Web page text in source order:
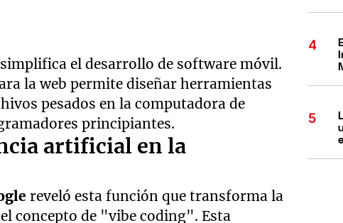
el desarrollo de software móvil.
la web permite diseñar herramientas
pesados en la computadora de
principiantes.
artificial en la
reveló esta función que transforma la
concepto de "vibe coding". Esta